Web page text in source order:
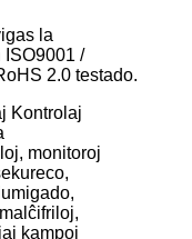
la
ISO9001 /
2.0 testado.
Kontrolaj
monitoroj
kampoj